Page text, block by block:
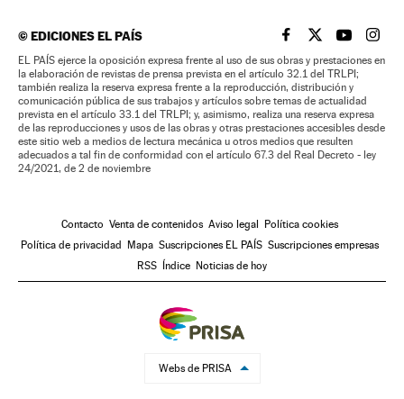
©EDICIONES EL PAÍS EL PAÍS BRASIL EN
EL PAÍSEL PAÍS
EL
EL PAÍS ejerce la oposición expresa frente al uso de sus obras y prestaciones en
la elaboración de revistas de prensa prevista en el artículo 32.1 del TRLPI;
también realiza la reserva expresa frente a la reproducción, distribución y
comunicación pública de sus trabajos y artículos sobre temas de actualidad
prevista en el artículo 33.1 del TRLPI; y, asimismo, realiza una reserva expresa
de las reproducciones y usos de las obras y otras prestaciones accesibles desde
este sitio web a medios de lectura mecánica u otros medios que resulten
adecuados a tal fin de conformidad con el artículo 67.3 del Real Decreto - ley
24/2021, de 2 de noviembre
Contacto Venta de contenidos Aviso legal Política cookies
Política de privacidad Mapa Suscripciones EL PAÍS Suscripciones empresas
RSS Índice Noticias de hoy
Webs de PRISA